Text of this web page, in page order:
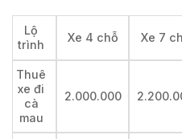
Lộ
trình
Xe 4 chỗ Xe 7
Thuê
xe đi
cà
mau
2.000.000